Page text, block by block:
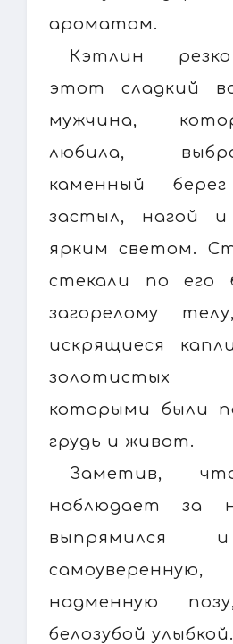
ароматом.
Кэтлин
этот сладкий
мужчина,
любила,
каменный
застыл, нагой и
ярким светом.
стекали по его
загорелому
искрящиеся
золотистых
которыми были
грудь и живот.
Заметив,
наблюдает за
выпрямился
надменную
белозубой улыбкой.